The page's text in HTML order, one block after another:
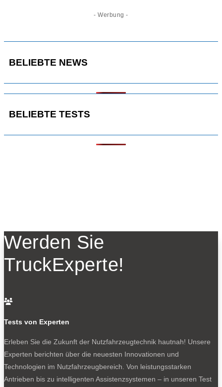
- Werbung -
BELIEBTE NEWS
BELIEBTE TESTS
Werden Sie
TruckExperte!

Tests von Experten
Erleben Sie die Zukunft der Nutzfahrzeugtechnik hautnah! Unsere
Experten berichten über die neuesten Innovationen und
Technologien im Nutzfahrzeugbereich. Von leistungsstarken
Antrieben bis zu intelligenten Assistenzsystemen – in unseren Test